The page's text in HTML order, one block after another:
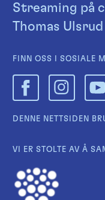
Streaming på
Thomas
FINN OSS I SOSIALE
DENNE NETTSIDEN
VI ER STOLTE AV Å